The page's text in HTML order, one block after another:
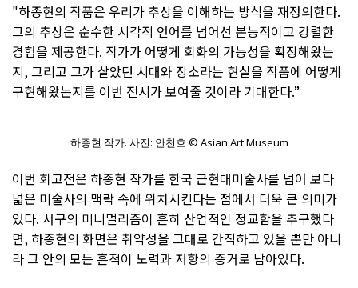
"하종현의 작품은 우리가 추상을 이해하는 방식을 재정의한다.
그의 추상은 순수한 시각적 언어를 넘어선 본능적이고 강렬한
경험을 제공한다. 작가가 어떻게 회화의 가능성을 확장해왔는
지, 그리고 그가 살았던 시대와 장소라는 현실을 작품에 어떻게
구현해왔는지를 이번 전시가 보여줄 것이라 기대한다.”
하종현 작가. 사진: 안천호 © Asian Art Museum
이번 회고전은 하종현 작가를 한국 근현대미술사를 넘어 보다
넓은 미술사의 맥락 속에 위치시킨다는 점에서 더욱 큰 의미가
있다. 서구의 미니멀리즘이 흔히 산업적인 정교함을 추구했다
면, 하종현의 화면은 취약성을 그대로 간직하고 있을 뿐만 아니
라 그 안의 모든 흔적이 노력과 저항의 증거로 남아있다.